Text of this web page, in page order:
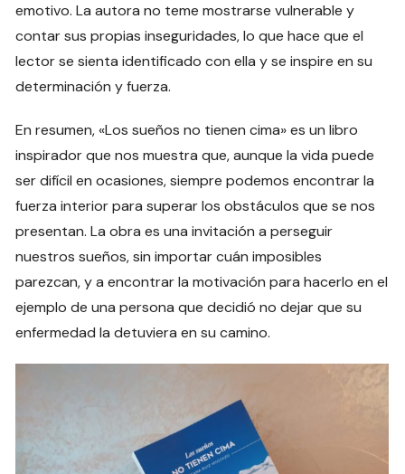
emotivo. La autora no teme mostrarse vulnerable y
contar sus propias inseguridades, lo que hace que el
lector se sienta identificado con ella y se inspire en su
determinación y fuerza.
En resumen, «Los sueños no tienen cima» es un libro
inspirador que nos muestra que, aunque la vida puede
ser difícil en ocasiones, siempre podemos encontrar la
fuerza interior para superar los obstáculos que se nos
presentan. La obra es una invitación a perseguir
nuestros sueños, sin importar cuán imposibles
parezcan, y a encontrar la motivación para hacerlo en el
ejemplo de una persona que decidió no dejar que su
enfermedad la detuviera en su camino.